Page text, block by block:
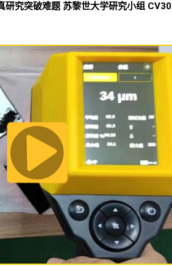
研究突破难题 苏黎世大学研究小组 CV30